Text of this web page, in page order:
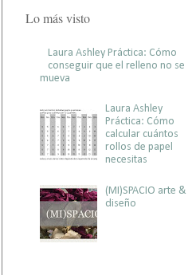
Lo más visto
Laura Ashley Práctica: Cómo
conseguir que el relleno no se
mueva
Laura Ashley
Práctica: Cómo
calcular cuántos
rollos de papel
necesitas
(MI)SPACIO arte &
diseño